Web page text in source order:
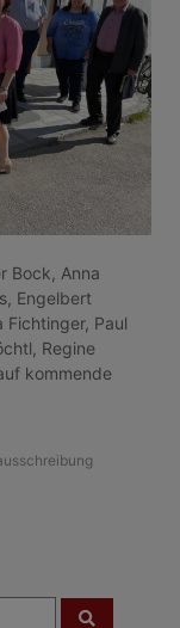
Bock, Anna
Engelbert
Fichtinger, Paul
Regine
kommende
S